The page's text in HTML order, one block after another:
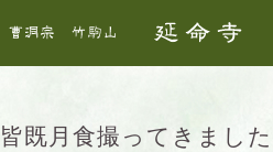
皆既月食撮ってきました